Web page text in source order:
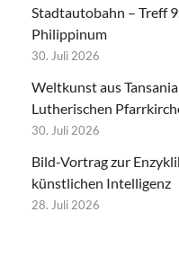
Stadtautobahn – Treff
Philippinum
30. Juli 2026
Weltkunst aus
Lutherischen
30. Juli 2026
Bild-Vortrag zur
künstlichen Intelligenz
28. Juli 2026